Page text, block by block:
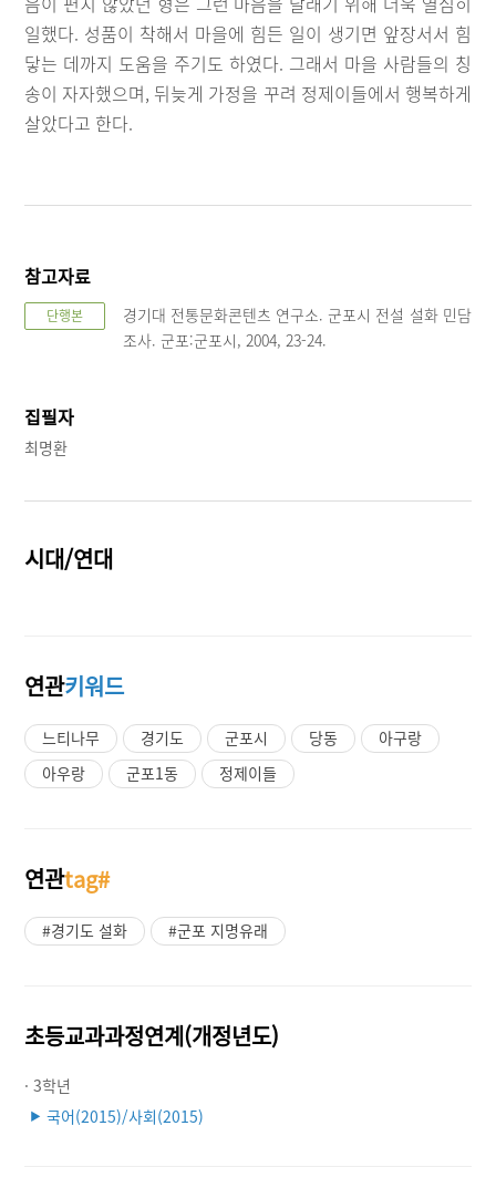
일했다. 성품이 착해서 마을에 힘든 일이 생기면 앞장서서 힘
닿는 데까지 도움을 주기도 하였다. 그래서 마을 사람들의 칭
송이 자자했으며, 뒤늦게 가정을 꾸려 정제이들에서 행복하게
살았다고 한다.
참고자료
단행본
경기대 전통문화콘텐츠 연구소. 군포시 전설 설화 민담
조사. 군포:군포시, 2004, 23-24.
집필자
최명환
시대/연대
연관키워드
느티나무 경기도 군포시 당동
아구랑
아우랑
군포1동 정제이들
연관tag#
#경기도 설화 #군포 지명유래
초등교과과정연계(개정년도)
· 3학년
▶ 국어(2015)/사회(2015)